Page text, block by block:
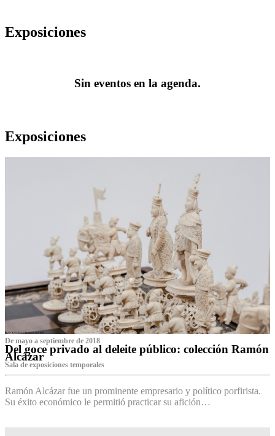
Exposiciones
Sin eventos en la agenda.
Exposiciones
De mayo a septiembre de 2018
Del goce privado al deleite público: colección Ramón
Alcázar
Sala de exposiciones temporales
Ramón Alcázar fue un prominente empresario y político porfirista.
Su éxito económico le permitió practicar su afición…